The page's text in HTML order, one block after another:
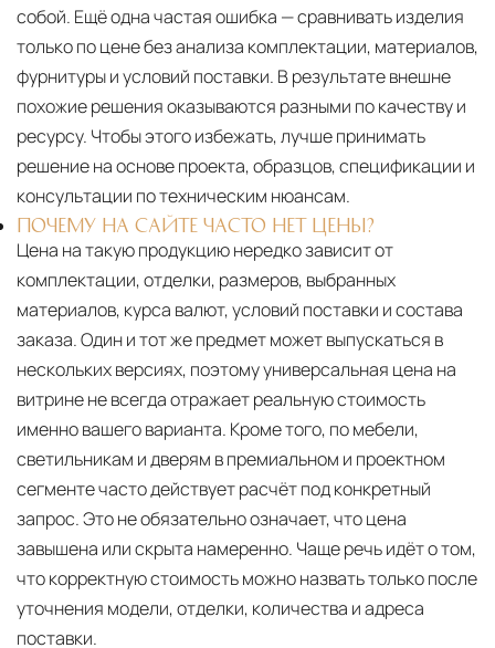
собой. Ещё одна частая ошибка — сравнивать изделия
только по цене без анализа комплектации, материалов,
фурнитуры и условий поставки. В результате внешне
похожие решения оказываются разными по качеству и
ресурсу. Чтобы этого избежать, лучше принимать
решение на основе проекта, образцов, спецификации и
консультации по техническим нюансам.
ПОЧЕМУ НА САЙТЕ ЧАСТО НЕТ ЦЕНЫ?
Цена на такую продукцию нередко зависит от
комплектации, отделки, размеров, выбранных
материалов, курса валют, условий поставки и состава
заказа. Один и тот же предмет может выпускаться в
нескольких версиях, поэтому универсальная цена на
витрине не всегда отражает реальную стоимость
именно вашего варианта. Кроме того, по мебели,
светильникам и дверям в премиальном и проектном
сегменте часто действует расчёт под конкретный
запрос. Это не обязательно означает, что цена
завышена или скрыта намеренно. Чаще речь идёт о том,
что корректную стоимость можно назвать только после
уточнения модели, отделки, количества и адреса
поставки.